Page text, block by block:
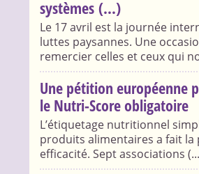
systèmes (...)
Le 17 avril est la journée
luttes paysannes. Une
remercier celles et ceux qui
Une pétition européenne
le Nutri-Score obligatoire
L’étiquetage nutritionnel
produits alimentaires a fait la
efficacité. Sept associations